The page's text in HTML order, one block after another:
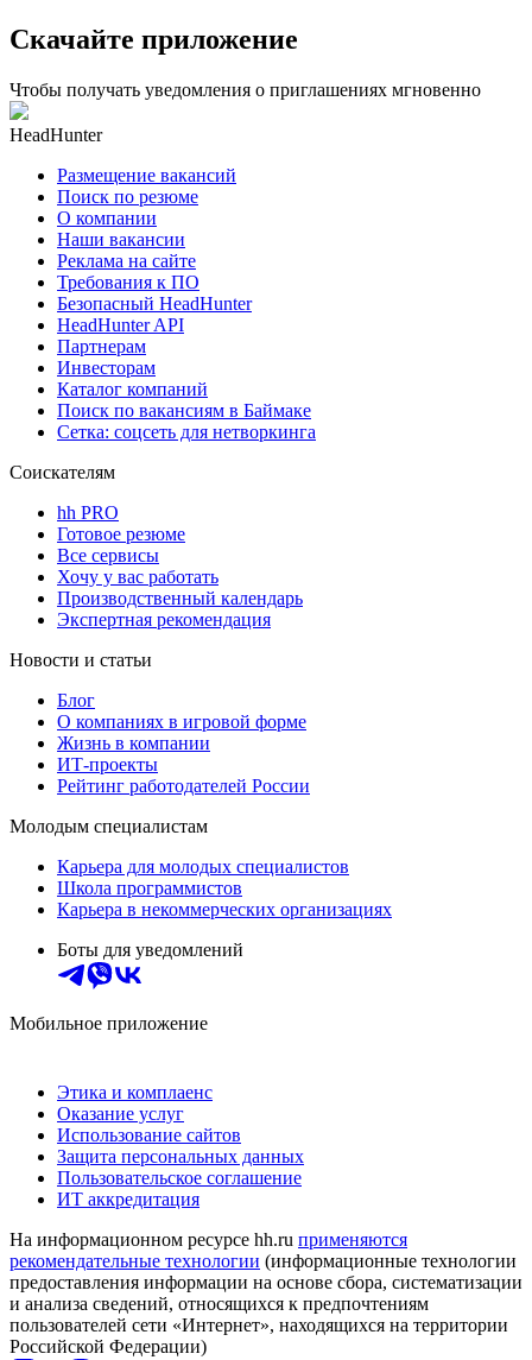
Скачайте приложение
Чтобы получать уведомления о приглашениях мгновенно
HeadHunter
Размещение вакансий
Поиск по резюме
О компании
Наши вакансии
Реклама на сайте
Требования к ПО
Безопасный HeadHunter
HeadHunter API
Партнерам
Инвесторам
Каталог компаний
Поиск по вакансиям в Баймаке
Сетка: соцсеть для нетворкинга
Соискателям
hh PRO
Готовое резюме
Все сервисы
Хочу у вас работать
Производственный календарь
Экспертная рекомендация
Новости и статьи
Блог
О компаниях в игровой форме
Жизнь в компании
ИТ-проекты
Рейтинг работодателей России
Молодым специалистам
Карьера для молодых специалистов
Школа программистов
Карьера в некоммерческих организациях
Боты для уведомлений
Мобильное приложение
Этика и комплаенс
Оказание услуг
Использование сайтов
Защита персональных данных
Пользовательское соглашение
ИТ аккредитация
На информационном ресурсе hh.ru применяются
рекомендательные технологии (информационные технологии
предоставления информации на основе сбора, систематизации
и анализа сведений, относящихся к предпочтениям
пользователей сети «Интернет», находящихся на территории
Российской Федерации)